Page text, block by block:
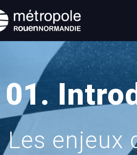
01.
Les enjeux